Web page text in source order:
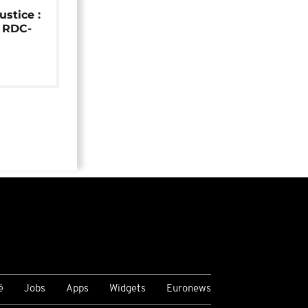
:
Jobs Apps Widgets Euronews